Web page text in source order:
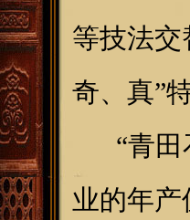
等技法交
奇、真”
“青田
业的年产